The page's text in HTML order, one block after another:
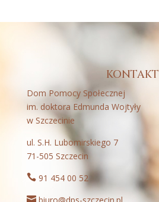
KONTAKT
Dom Pomocy Społecznej
im. doktora Edmunda Wojtyły
w Szczecinie
ul. S.H. Lubomirskiego 7
71-505 Szczecin
 91 454 00 52
